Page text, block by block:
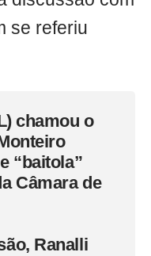
se referiu
chamou o
“baitola”
Câmara de
Ranalli